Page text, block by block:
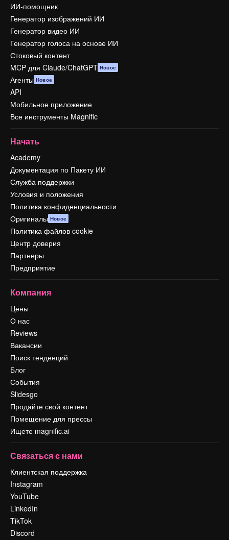
ИИ-помощник
Генератор изображений ИИ
Генератор видео ИИ
Генератор голоса на основе ИИ
Стоковый контент
MCP для Claude/ChatGPT Новое
Агенты Новое
API
Мобильное приложение
Все инструменты Magnific
Начать
Academy
Документация по Пакету ИИ
Служба поддержки
Условия и положения
Политика конфиденциальности
Оригиналы Новое
Политика файлов cookie
Центр доверия
Партнеры
Предприятие
Компания
Цены
О нас
Reviews
Вакансии
Поиск тенденций
Блог
События
Slidesgo
Продайте свой контент
Помещение для прессы
Ищете magnific.ai
Связаться с нами
Клиентская поддержка
Instagram
YouTube
LinkedIn
TikTok
Discord